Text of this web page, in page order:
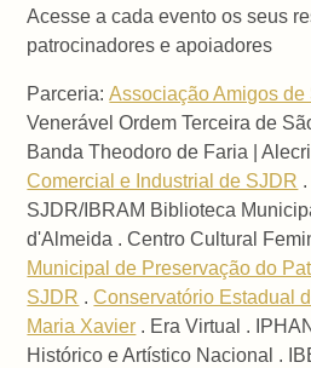
Acesse a cada evento os seus
patrocinadores e apoiadores
Parceria:Associação Amigos
Venerável Ordem Terceira de
Banda Theodoro de Faria |
Comercial e Industrial de SJDR
SJDR/IBRAM Biblioteca
d'Almeida . Centro Cultural
Municipal de Preservação do
SJDR .Conservatório Estadual
Maria Xavier . Era Virtual .
Histórico e Artístico Nacional .